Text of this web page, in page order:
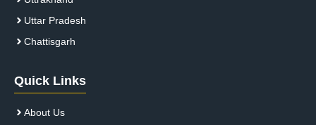
Uttar Pradesh
Chattisgarh
Quick Links
About Us